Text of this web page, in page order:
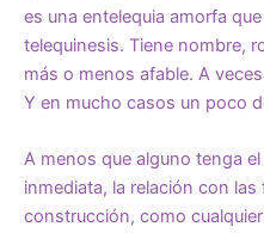
es una entelequia amorfa
telequinesis. Tiene nombre,
más o menos afable. A
Y en mucho casos un poco
A menos que alguno tenga
inmediata, la relación con
construcción, como